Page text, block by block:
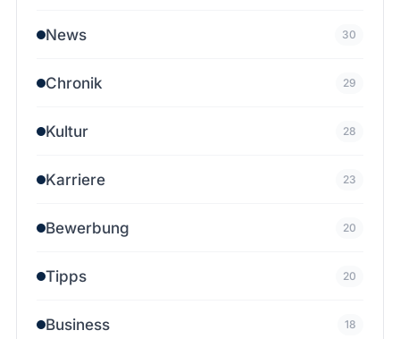
News 30
Chronik 29
Kultur 28
Karriere 23
Bewerbung 20
Tipps 20
Business 18